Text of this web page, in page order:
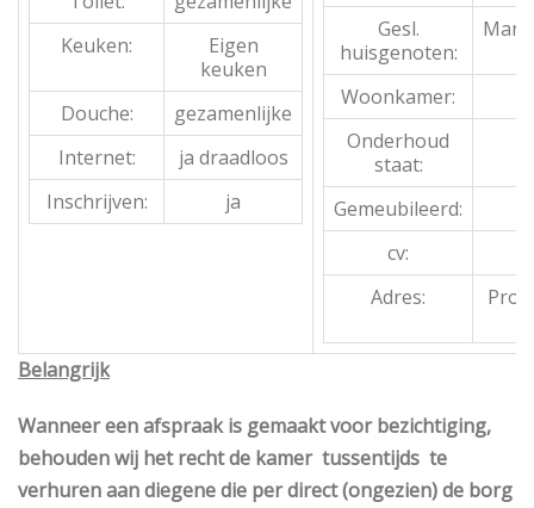
Keuken:
Eigen
keuken
Douche:
gezamenlijke
Internet:
ja draadloos
Inschrijven:
ja
Gesl.
huisgenoten:
Woonkamer:
Onderhoud
staat:
Gemeubileerd:
cv:
Adres:
Belangrijk
Wanneer een afspraak is gemaakt voor bezichtiging,
behouden wij het recht de kamer tussentijds te
verhuren aan diegene die per direct (ongezien) de borg